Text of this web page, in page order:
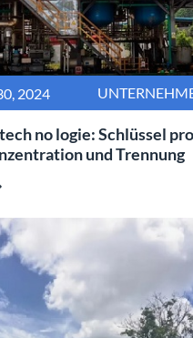
2024
no logie: Schlüssel
und Trennung